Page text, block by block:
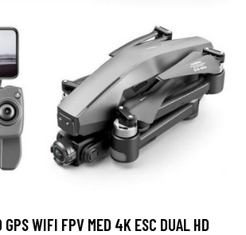
GPS WIFI FPV MED 4K ESC DUAL HD